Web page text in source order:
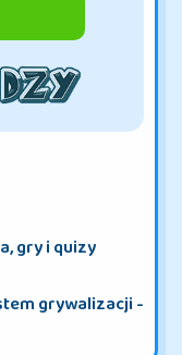
gry i quizy
grywalizacji -